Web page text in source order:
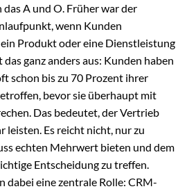
A und O. Früher war der
wenn Kunden
Produkt oder eine Dienstleistung
ganz anders aus: Kunden haben
schon bis zu 70 Prozent ihrer
bevor sie überhaupt mit
Das bedeutet, der Vertrieb
leisten. Es reicht nicht, nur zu
echten Mehrwert bieten und dem
Entscheidung zu treffen.
dabei eine zentrale Rolle: CRM-